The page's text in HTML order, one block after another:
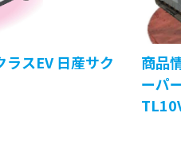
EV 日産サク
商品情
ーパー
TL10V-2